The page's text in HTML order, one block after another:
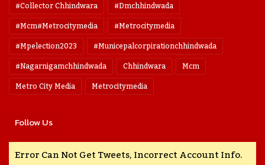
#collector Chhindwara
#dmchhindwada
#mcm#metrocitymedia
#metrocitymedia
#mpelection2023
#municepalcorpirationchhindwada
#nagarnigamchhindwada
Chhindwara
Mcm
Metro City Media
Metrocitymedia
Follow Us
Error Can Not Get Tweets, Incorrect Account Info.